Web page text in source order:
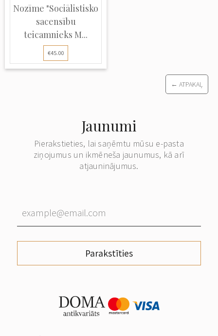
Nozīme "Sociālistisko
sacensību
teicamnieks М...
€45.00
← ATPAKAĻ
Jaunumi
Pierakstieties, lai saņēmtu mūsu e-pasta
ziņojumus un ikmēneša jaunumus, kā arī
atjauninājumus.
Parakstīties